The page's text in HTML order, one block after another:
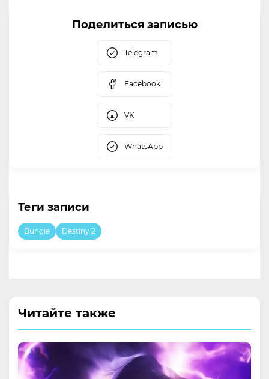
Поделиться записью
Telegram
Facebook
VK
WhatsApp
Теги записи
Bungie Destiny 2
Читайте также